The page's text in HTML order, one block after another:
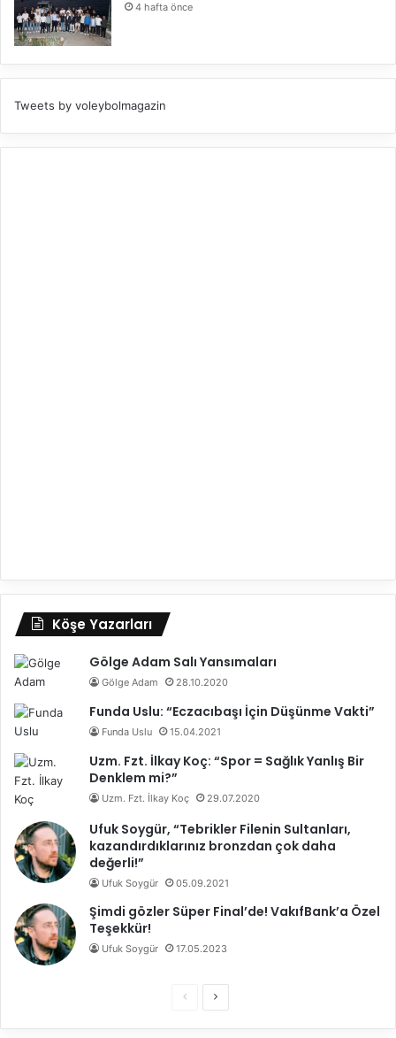
4 hafta önce
Tweets by voleybolmagazin
Köşe Yazarları
Gölge Adam Salı Yansımaları
Gölge Adam 28.10.2020
Funda Uslu: “Eczacıbaşı İçin Düşünme Vakti”
Funda Uslu 15.04.2021
Uzm. Fzt. İlkay Koç: “Spor = Sağlık Yanlış Bir
Denklem mi?”
Uzm. Fzt. İlkay Koç 29.07.2020
Ufuk Soygür, “Tebrikler Filenin Sultanları,
kazandırdıklarınız bronzdan çok daha
değerli!”
Ufuk Soygür 05.09.2021
Şimdi gözler Süper Final’de! VakıfBank’a Özel
Teşekkür!
Ufuk Soygür 17.05.2023